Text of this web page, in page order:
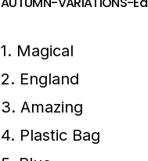
1. Magical
2. England
3. Amazing
4. Plastic Bag